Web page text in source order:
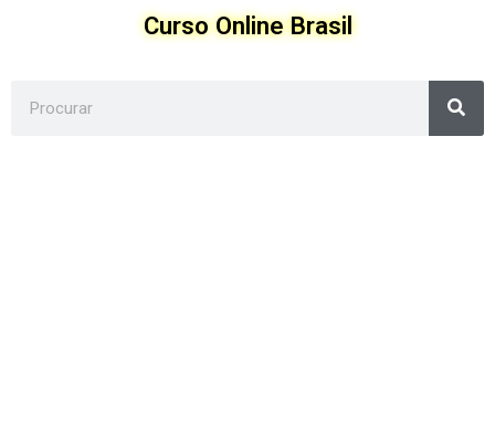
Curso Online Brasil